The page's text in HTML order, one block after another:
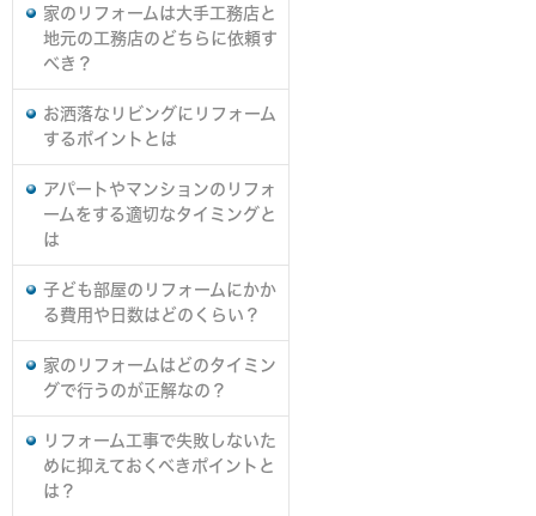
家のリフォームは大手工務店と
地元の工務店のどちらに依頼す
べき？
お洒落なリビングにリフォーム
するポイントとは
アパートやマンションのリフォ
ームをする適切なタイミングと
は
子ども部屋のリフォームにかか
る費用や日数はどのくらい？
家のリフォームはどのタイミン
グで行うのが正解なの？
リフォーム工事で失敗しないた
めに抑えておくべきポイントと
は？